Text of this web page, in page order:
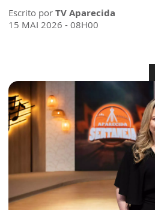
Escrito por TV Aparecida
15 MAI 2026 - 08H00